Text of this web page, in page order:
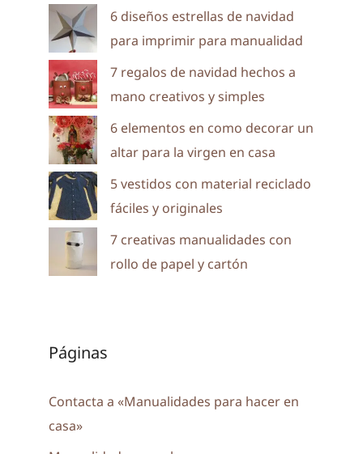
6 diseños estrellas de navidad
para imprimir para manualidad
7 regalos de navidad hechos a
mano creativos y simples
6 elementos en como decorar un
altar para la virgen en casa
5 vestidos con material reciclado
fáciles y originales
7 creativas manualidades con
rollo de papel y cartón
Páginas
Contacta a «Manualidades para hacer en
casa»